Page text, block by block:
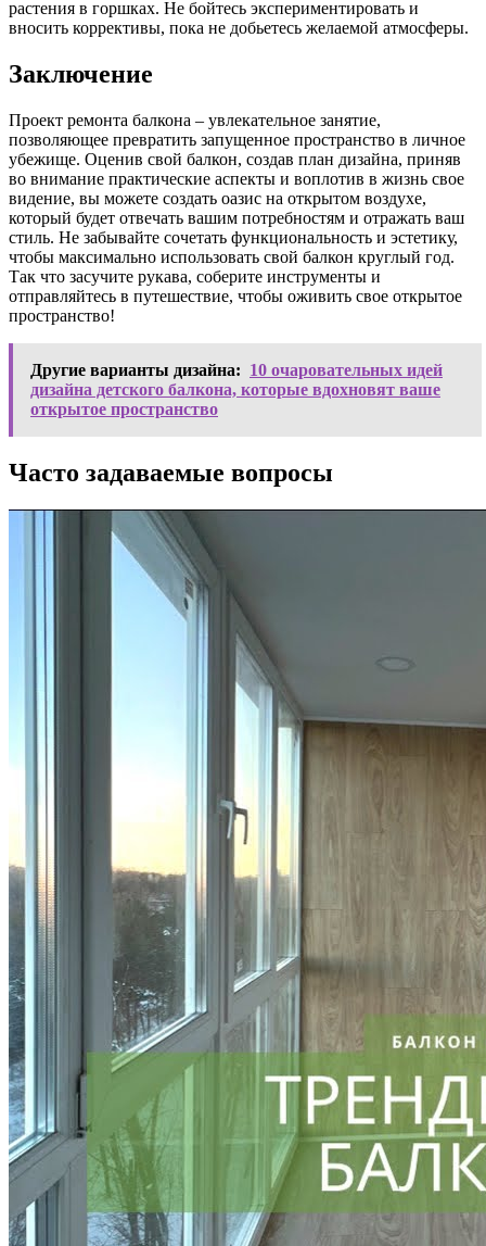
растения в горшках. Не бойтесь экспериментировать и
вносить коррективы, пока не добьетесь желаемой атмосферы.
Заключение
Проект ремонта балкона – увлекательное занятие,
позволяющее превратить запущенное пространство в личное
убежище. Оценив свой балкон, создав план дизайна, приняв
во внимание практические аспекты и воплотив в жизнь свое
видение, вы можете создать оазис на открытом воздухе,
который будет отвечать вашим потребностям и отражать ваш
стиль. Не забывайте сочетать функциональность и эстетику,
чтобы максимально использовать свой балкон круглый год.
Так что засучите рукава, соберите инструменты и
отправляйтесь в путешествие, чтобы оживить свое открытое
пространство!
Другие варианты дизайна: 10 очаровательных идей
дизайна детского балкона, которые вдохновят ваше
открытое пространство
Часто задаваемые вопросы